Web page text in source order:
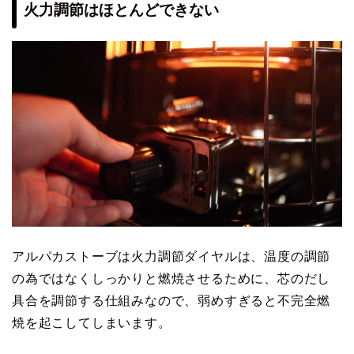
火力調節はほとんどできない
アルパカストーブは火力調節ダイヤルは、温度の調節
の為ではなくしっかりと燃焼させるために、芯のだし
具合を調節する仕組みなので、弱めすぎると不完全燃
焼を起こしてしまいます。